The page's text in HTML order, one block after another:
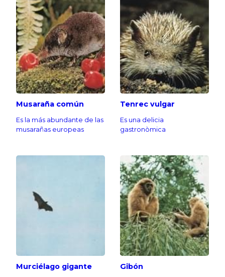
Musaraña común
Es la más abundante de las
musarañas europeas
Tenrec vulgar
Es una delicia
gastronòmica
Murciélago gigante Gibón